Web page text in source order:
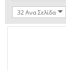
32 Ανα Σελίδα